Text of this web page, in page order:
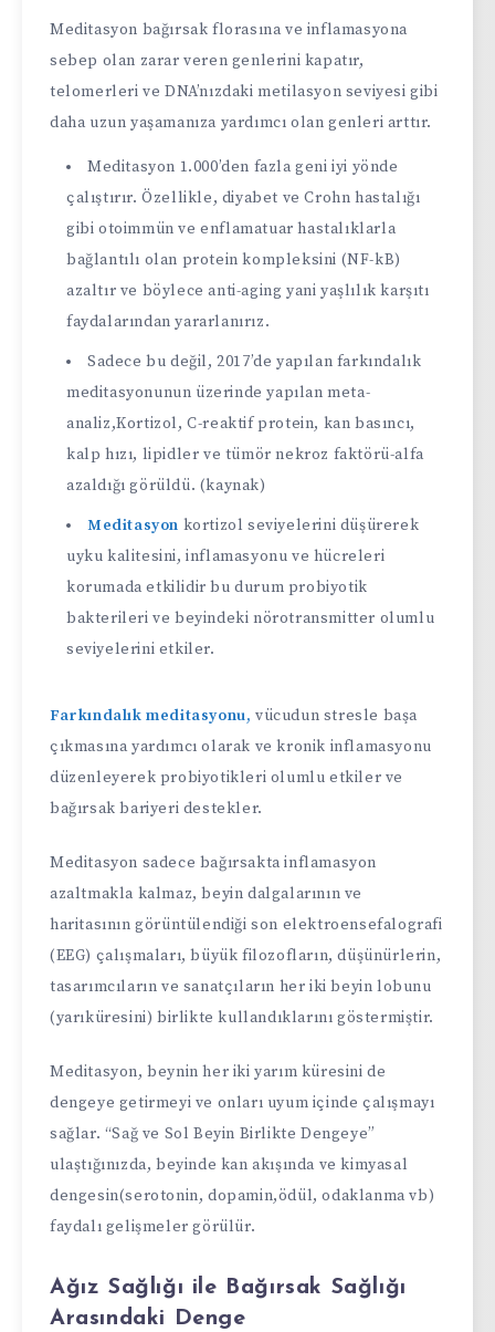
Meditasyon bağırsak florasına ve inflamasyona
sebep olan zarar veren genlerini kapatır,
telomerleri ve DNA’nızdaki metilasyon seviyesi gibi
daha uzun yaşamanıza yardımcı olan genleri arttır.
Meditasyon 1.000’den fazla geni iyi yönde
çalıştırır. Özellikle, diyabet ve Crohn hastalığı
gibi otoimmün ve enflamatuar hastalıklarla
bağlantılı olan protein kompleksini (NF-kB)
azaltır ve böylece anti-aging yani yaşlılık karşıtı
faydalarından yararlanırız.
Sadece bu değil, 2017’de yapılan farkındalık
meditasyonunun üzerinde yapılan meta-
analiz,Kortizol, C-reaktif protein, kan basıncı,
kalp hızı, lipidler ve tümör nekroz faktörü-alfa
azaldığı görüldü. (kaynak)
Meditasyon kortizol seviyelerini düşürerek
uyku kalitesini, inflamasyonu ve hücreleri
korumada etkilidir bu durum probiyotik
bakterileri ve beyindeki nörotransmitter olumlu
seviyelerini etkiler.
Farkındalık meditasyonu, vücudun stresle başa
çıkmasına yardımcı olarak ve kronik inflamasyonu
düzenleyerek probiyotikleri olumlu etkiler ve
bağırsak bariyeri destekler.
Meditasyon sadece bağırsakta inflamasyon
azaltmakla kalmaz, beyin dalgalarının ve
haritasının görüntülendiği son elektroensefalografi
(EEG) çalışmaları, büyük filozofların, düşünürlerin,
tasarımcıların ve sanatçıların her iki beyin lobunu
(yarıküresini) birlikte kullandıklarını göstermiştir.
Meditasyon, beynin her iki yarım küresini de
dengeye getirmeyi ve onları uyum içinde çalışmayı
sağlar. “Sağ ve Sol Beyin Birlikte Dengeye”
ulaştığınızda, beyinde kan akışında ve kimyasal
dengesin(serotonin, dopamin,ödül, odaklanma vb)
faydalı gelişmeler görülür.
Ağız Sağlığı ile Bağırsak Sağlığı
Arasındaki Denge